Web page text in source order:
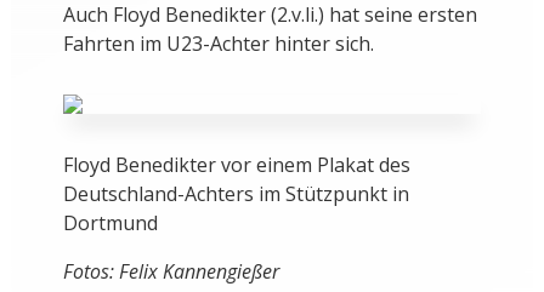
Auch Floyd Benedikter (2.v.li.) hat seine ersten
Fahrten im U23-Achter hinter sich.
Floyd Benedikter vor einem Plakat des
Deutschland-Achters im Stützpunkt in
Dortmund
Fotos: Felix Kannengießer